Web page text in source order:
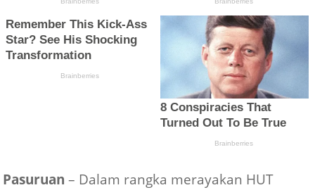
Pasuruan – Dalam rangka merayakan HUT